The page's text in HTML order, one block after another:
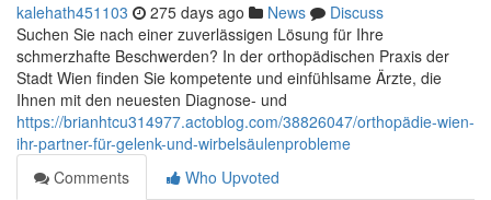
kalehath451103 275 days ago News
Discuss
Suchen Sie nach einer zuverlässigen Lösung für Ihre
schmerzhafte Beschwerden? In der orthopädischen Praxis der
Stadt Wien finden Sie kompetente und einfühlsame Ärzte, die
Ihnen mit den neuesten Diagnose- und
https://brianhtcu314977.actoblog.com/38826047/orthopädie-wien-
ihr-partner-für-gelenk-und-wirbelsäulenprobleme
Comments
Who Upvoted